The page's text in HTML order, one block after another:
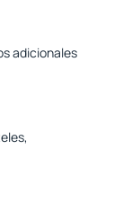
adicionales